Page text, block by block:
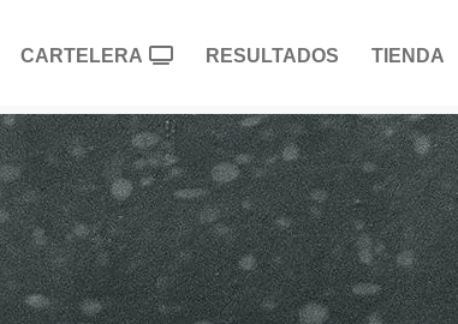
CARTELERA RESULTADOS TIENDA